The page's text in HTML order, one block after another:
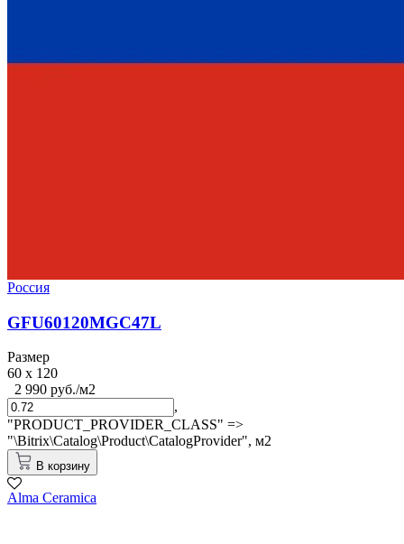
Россия
GFU60120MGC47L
Размер
60 x 120
2 990 руб./м2
,
"PRODUCT_PROVIDER_CLASS" =>
"\Bitrix\Catalog\Product\CatalogProvider", м2
В корзину
Alma Ceramica